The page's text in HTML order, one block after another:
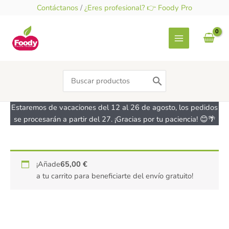
contenido
Contáctanos / ¿Eres profesional? 👉 Foody Pro
Search
for:
Estaremos de vacaciones del 12 al 26 de agosto, los pedidos
se procesarán a partir del 27. ¡Gracias por tu paciencia! 😊🌴
¡Añade65,00€
a tu carrito para beneficiarte del envío gratuito!
Cúrcuma
en